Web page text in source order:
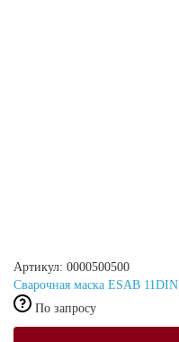
Артикул: 0000500500
Сварочная маска ESAB 11DIN
По запросу